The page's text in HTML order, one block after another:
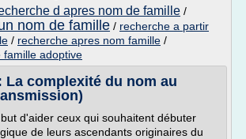
d apres nom de famille /
nom de famille / recherche a partir
/ recherche apres nom famille /
famille adoptive
La complexité du nom au
d'aider ceux qui souhaitent débuter
de leurs ascendants originaires du